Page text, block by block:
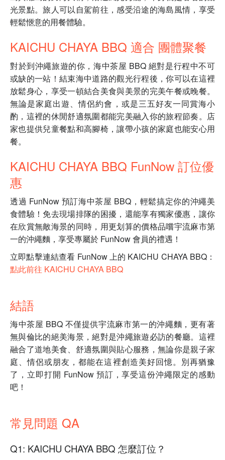
光景點。旅人可以自駕前往，感受沿途的海島風情，享受
輕鬆愜意的用餐體驗。
KAICHU CHAYA BBQ 適合 團體聚餐
對於到沖繩旅遊的你，海中茶屋 BBQ 絕對是行程中不可
或缺的一站！結束海中道路的觀光行程後，你可以在這裡
放鬆身心，享受一頓結合美食與美景的完美午餐或晚餐。
無論是家庭出遊、情侶約會，或是三五好友一同賞海小
酌，這裡的休閒舒適氛圍都能完美融入你的旅程節奏。店
家也提供兒童餐點和高腳椅，讓帶小孩的家庭也能安心用
餐。
KAICHU CHAYA BBQ FunNow 訂位優
惠
透過 FunNow 預訂海中茶屋 BBQ，輕鬆搞定你的沖繩美
食體驗！免去現場排隊的困擾，還能享有獨家優惠，讓你
在欣賞無敵海景的同時，用更划算的價格品嚐宇流麻市第
一的沖繩麵，享受專屬於 FunNow 會員的禮遇！
立即點擊連結查看 FunNow 上的 KAICHU CHAYA BBQ：
點此前往 KAICHU CHAYA BBQ
結語
海中茶屋 BBQ 不僅提供宇流麻市第一的沖繩麵，更有著
無與倫比的絕美海景，絕對是沖繩旅遊必訪的餐廳。這裡
融合了道地美食、舒適氛圍與貼心服務，無論你是親子家
庭、情侶或朋友，都能在這裡創造美好回憶。別再猶豫
了，立即打開 FunNow 預訂，享受這份沖繩限定的感動
吧！
常見問題 QA
Q1: KAICHU CHAYA BBQ 怎麼訂位？